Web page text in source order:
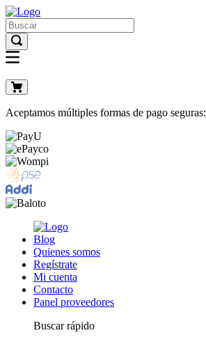
Aceptamos múltiples formas de pago seguras:
Blog
Quienes somos
Regístrate
Mi cuenta
Contacto
Panel proveedores
Buscar rápido